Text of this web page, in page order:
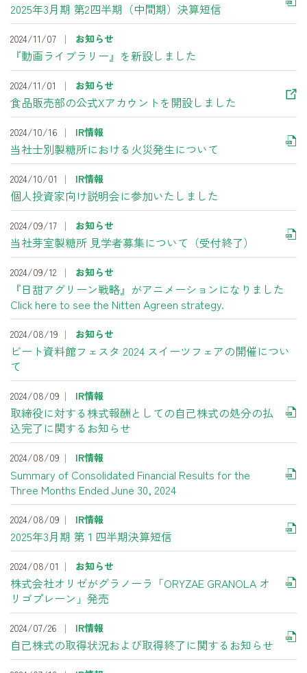
2025年3月期 第2四半期（中間期）決算短信
2024/11/07 お知らせ
『動画ライブラリー』を新設しました
2024/11/01 お知らせ
食品販売部の公式Xアカウントを開設しました
2024/10/16 IR情報
当社士別製糖所における火災発生について
2024/10/01 IR情報
個人投資家向け説明会に参加いたしました
2024/09/17 お知らせ
当社芽室製糖所 見学者募集について（受付終了）
2024/09/12 お知らせ
『日甜アグリーン戦略』がアニメーションになりました
Click here to see the Nitten Agreen strategy.
2024/08/19 お知らせ
ビート資料館フェスタ 2024 スイーツフェアの開催につい
て
2024/08/09 IR情報
取締役に対する株式報酬としての自己株式の処分の払
込完了に関するお知らせ
2024/08/09 IR情報
Summary of Consolidated Financial Results for the
Three Months Ended June 30, 2024
2024/08/09 IR情報
2025年3月期 第１四半期決算短信
2024/08/01 お知らせ
株式会社オリゼがグラノーラ「ORYZAE GRANOLA オ
リゴプレーン」発売
2024/07/26 IR情報
自己株式の取得状況および取得終了に関するお知らせ